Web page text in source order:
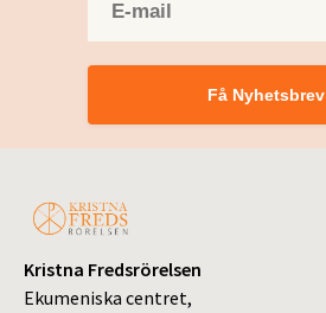
Få Nyhetsbrev
Kristna Fredsrörelsen
Ekumeniska centret,